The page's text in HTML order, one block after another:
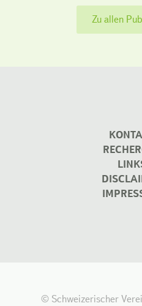
Zu allen
© Schweizerischer